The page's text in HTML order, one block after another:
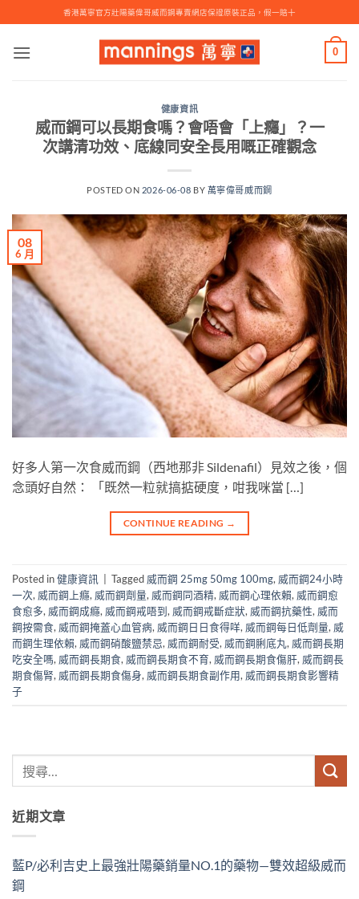
to
content
香港萬寧官方壯陽藥偉哥威而鋼專賣網店保證原裝正品，假一賠十
0
健康資訊
威而鋼可以長期食嗎？會唔會「上癮」？一
次講清功效、底線同安全長用嘅正確觀念
POSTED ON 2026-06-08 BY 萬寧偉哥威而鋼
08
6 月
好多人第一次食威而鋼（西地那非 Sildenafil）見效之後，個
念頭好自然： 「既然一粒就搞掂硬度，咁我咪當 […]
CONTINUE READING →
Posted in健康資訊 Tagged 威而鋼 25mg 50mg 100mg, 威而鋼24小時
一次, 威而鋼上癮, 威而鋼劑量, 威而鋼同酒精, 威而鋼心理依賴, 威而鋼愈
食愈多, 威而鋼成癮, 威而鋼戒唔到, 威而鋼戒斷症狀, 威而鋼抗藥性, 威而
鋼按需食, 威而鋼掩蓋心血管病, 威而鋼日日食得咩, 威而鋼每日低劑量, 威
而鋼生理依賴, 威而鋼硝酸鹽禁忌, 威而鋼耐受, 威而鋼脷底丸, 威而鋼長期
吃安全嗎, 威而鋼長期食, 威而鋼長期食不育, 威而鋼長期食傷肝, 威而鋼長
期食傷腎, 威而鋼長期食傷身, 威而鋼長期食副作用, 威而鋼長期食影響精
子
近期文章
藍P/必利吉史上最強壯陽藥銷量NO.1的藥物—雙效超級威而
鋼